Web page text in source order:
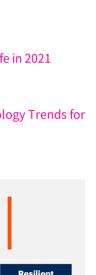
in 2021
Trends for